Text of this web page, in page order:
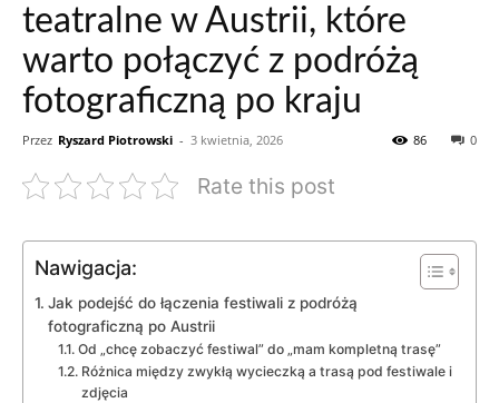
teatralne w Austrii, które
warto połączyć z podróżą
fotograficzną po kraju
Przez Ryszard Piotrowski - 3 kwietnia, 2026 0
86
Rate this post
Nawigacja:
Jak podejść do łączenia festiwali z podróżą
fotograficzną po Austrii
Od „chcę zobaczyć festiwal” do „mam kompletną trasę”
Różnica między zwykłą wycieczką a trasą pod festiwale i
zdjęcia